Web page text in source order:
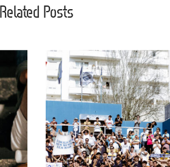
Related Posts